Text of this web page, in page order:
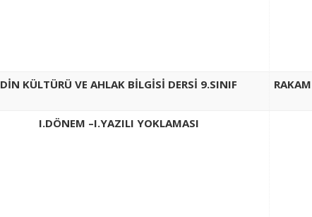
DİN KÜLTÜRÜ VE AHLAK BİLGİSİ DERSİ 9.SINIF RAKAM
I.DÖNEM –I.YAZILI YOKLAMASI